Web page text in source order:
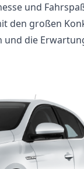
und
den großen
und die